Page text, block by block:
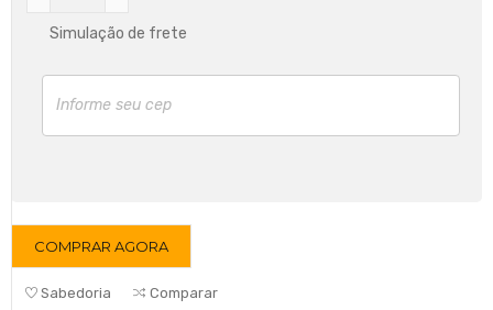
Simulação de frete
COMPRAR AGORA
Sabedoria Comparar